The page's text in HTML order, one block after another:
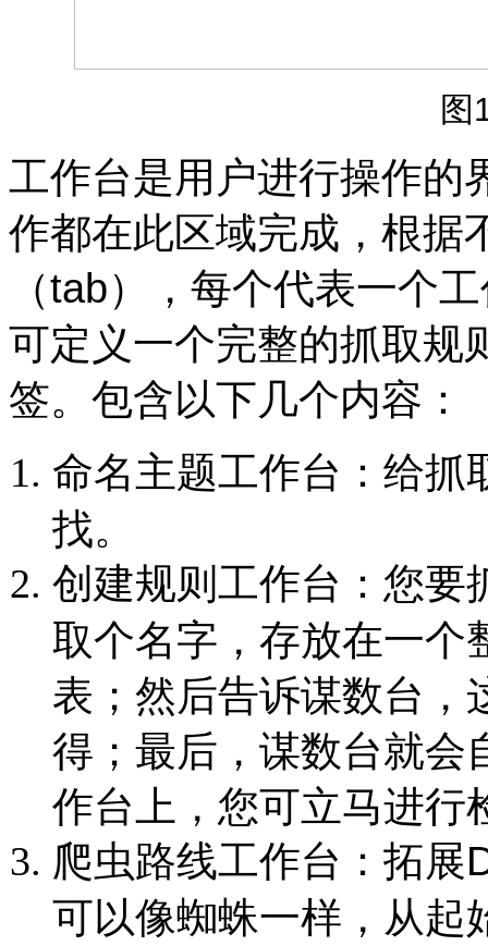
图
工作台是用户进行操作的
作都在此区域完成，根据
（tab），每个代表一个
可定义一个完整的抓取规
签。包含以下几个内容：
命名主题工作台：给抓
找。
创建规则工作台：您要
取个名字，存放在一个
表；然后告诉谋数台，
得；最后，谋数台就会
作台上，您可立马进行
爬虫路线工作台：拓展
可以像蜘蛛一样，从起